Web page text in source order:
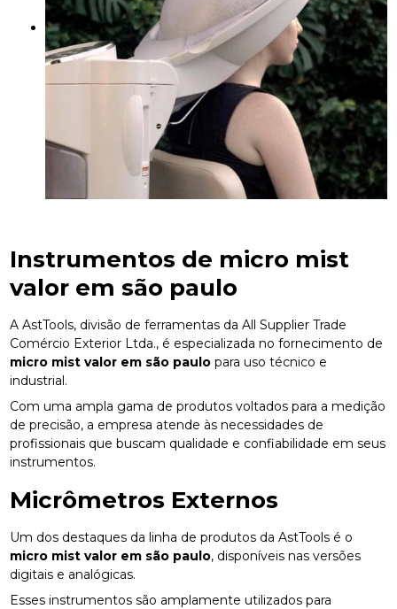
Instrumentos de micro mist
valor em são paulo
A AstTools, divisão de ferramentas da All Supplier Trade
Comércio Exterior Ltda., é especializada no fornecimento de
micro mist valor em são paulo para uso técnico e
industrial.
Com uma ampla gama de produtos voltados para a medição
de precisão, a empresa atende às necessidades de
profissionais que buscam qualidade e confiabilidade em seus
instrumentos.
Micrômetros Externos
Um dos destaques da linha de produtos da AstTools é o
micro mist valor em são paulo, disponíveis nas versões
digitais e analógicas.
Esses instrumentos são amplamente utilizados para